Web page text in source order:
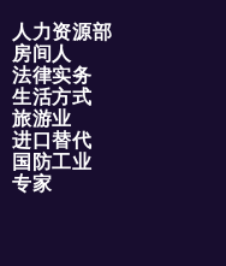
人力资源部
房间人
法律实务
生活方式
旅游业
进口替代
国防工业
专家